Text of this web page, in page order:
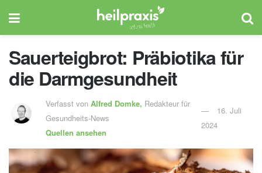
Sauerteigbrot: Präbiotika für
die Darmgesundheit
Verfasst vonAlfred Domke, Redakteur für
Gesundheits-News
Quellen ansehen
16. Juli
2024